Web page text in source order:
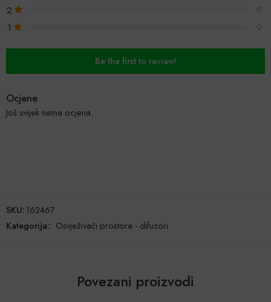
2 0
1 0
Be the first to review!
Ocjene
Još uvijek nema ocjena.
SKU:162467
Kategorija:: Osvježivači prostora - difuzori
Povezani proizvodi